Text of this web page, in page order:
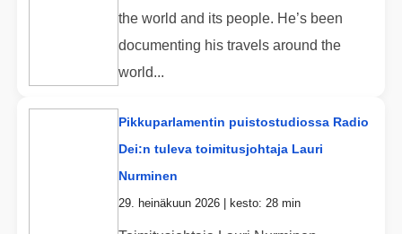
the world and its people. He’s been
documenting his travels around the
world...
Pikkuparlamentin puistostudiossa Radio
Dei:n tuleva toimitusjohtaja Lauri
Nurminen
29. heinäkuun 2026 | kesto: 28 min